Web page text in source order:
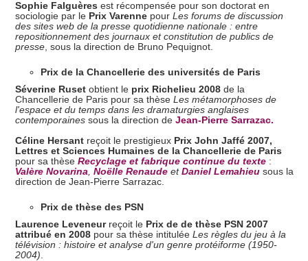
Sophie Falguèresest récompensée pour son doctorat en
sociologie par le Prix Varenne pourLes forums de discussion
des sites web de la presse quotidienne nationale : entre
repositionnement des journaux et constitution de publics de
presse, sous la direction de Bruno Pequignot.
Prix de la Chancellerie des universités de Paris
Séverine Ruset obtient le prix Richelieu 2008 de la
Chancellerie de Paris pour sa thèseLes métamorphoses de
l'espace et du temps dans les dramaturgies anglaises
contemporaines sous la direction deJean-Pierre Sarrazac.
Céline Hersant reçoit le prestigieux Prix John Jaffé 2007,
Lettres et Sciences Humaines de la Chancellerie de Paris
pour sa thèseRecyclage et fabrique continue du texte :
Valère Novarina,Noëlle Renaude etDaniel Lemahieu sous la
direction de Jean-Pierre Sarrazac.
Prix de thèse des PSN
Laurence Leveneurreçoit le Prix de de thèse PSN 2007
attribué en 2008 pour sa thèse intituléeLes règles du jeu à la
télévision : histoire et analyse d'un genre protéiforme (1950-
2004).